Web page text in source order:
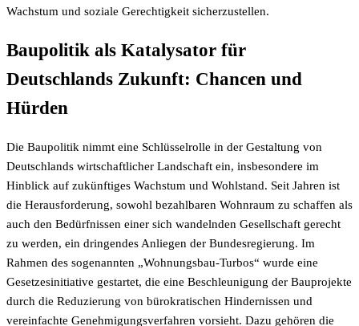
Wachstum und soziale Gerechtigkeit sicherzustellen.
Baupolitik als Katalysator für
Deutschlands Zukunft: Chancen und
Hürden
Die Baupolitik nimmt eine Schlüsselrolle in der Gestaltung von
Deutschlands wirtschaftlicher Landschaft ein, insbesondere im
Hinblick auf zukünftiges Wachstum und Wohlstand. Seit Jahren ist
die Herausforderung, sowohl bezahlbaren Wohnraum zu schaffen als
auch den Bedürfnissen einer sich wandelnden Gesellschaft gerecht
zu werden, ein dringendes Anliegen der Bundesregierung. Im
Rahmen des sogenannten „Wohnungsbau-Turbos“ wurde eine
Gesetzesinitiative gestartet, die eine Beschleunigung der Bauprojekte
durch die Reduzierung von bürokratischen Hindernissen und
vereinfachte Genehmigungsverfahren vorsieht. Dazu gehören die